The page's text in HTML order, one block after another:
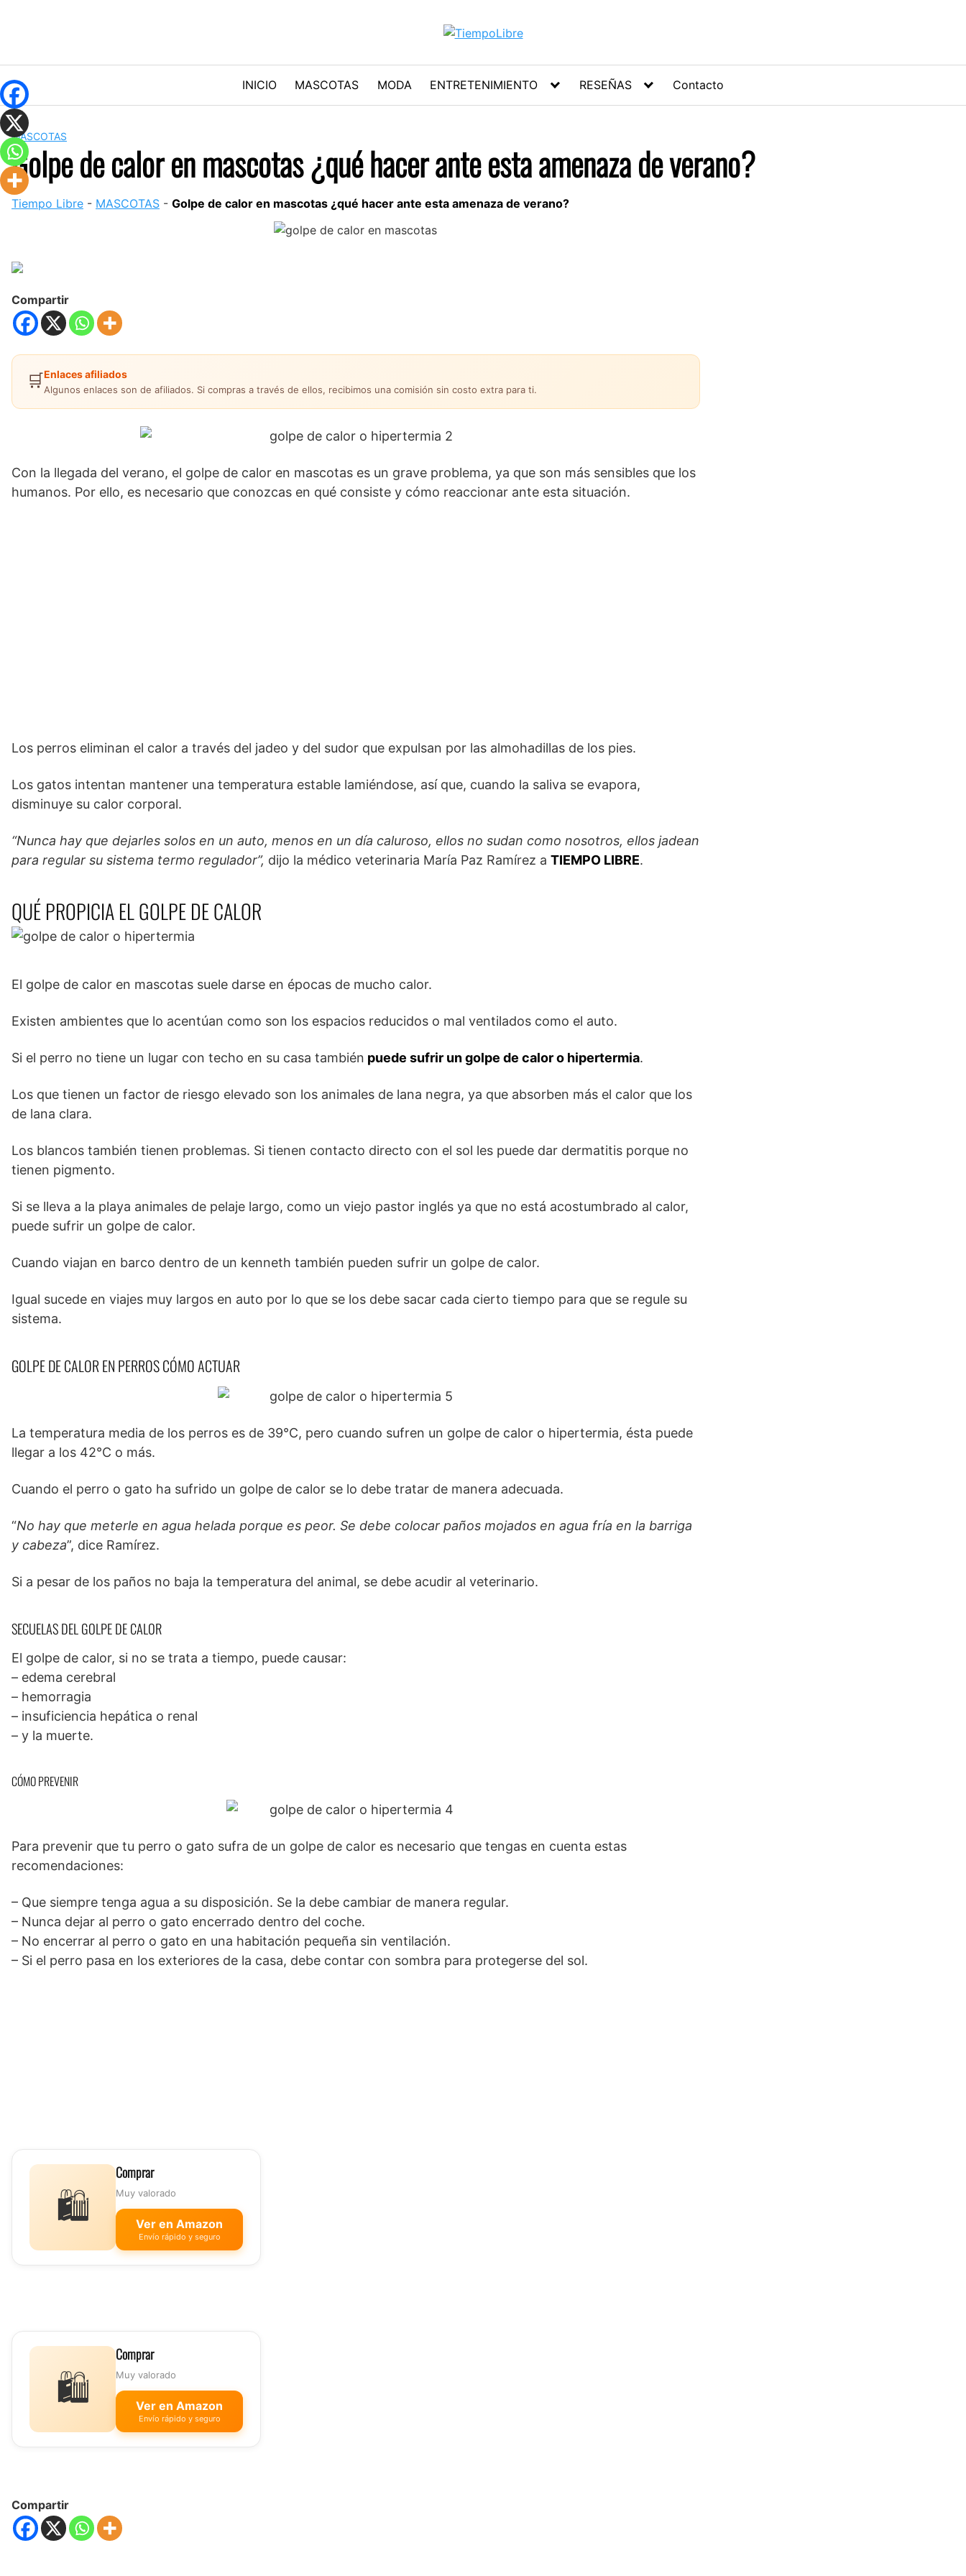
INICIO MASCOTAS MODA ENTRETENIMIENTO RESEÑAS Contacto
MASCOTAS
Golpe de calor en mascotas ¿qué hacer ante esta amenaza de verano?
Tiempo Libre - MASCOTAS - Golpe de calor en mascotas ¿qué hacer ante esta amenaza de verano?
Compartir
🛒Enlaces afiliados
Algunos enlaces son de afiliados. Si compras a través de ellos, recibimos una comisión sin costo extra para ti.
Con la llegada del verano, el golpe de calor en mascotas es un grave problema, ya que son más sensibles que los
humanos. Por ello, es necesario que conozcas en qué consiste y cómo reaccionar ante esta situación.
Los perros eliminan el calor a través del jadeo y del sudor que expulsan por las almohadillas de los pies.
Los gatos intentan mantener una temperatura estable lamiéndose, así que, cuando la saliva se evapora,
disminuye su calor corporal.
“Nunca hay que dejarles solos en un auto, menos en un día caluroso, ellos no sudan como nosotros, ellos jadean
para regular su sistema termo regulador”, dijo la médico veterinaria María Paz Ramírez a TIEMPO LIBRE.
QUÉ PROPICIA EL GOLPE DE CALOR
El golpe de calor en mascotas suele darse en épocas de mucho calor.
Existen ambientes que lo acentúan como son los espacios reducidos o mal ventilados como el auto.
Si el perro no tiene un lugar con techo en su casa también puede sufrir un golpe de calor o hipertermia.
Los que tienen un factor de riesgo elevado son los animales de lana negra, ya que absorben más el calor que los
de lana clara.
Los blancos también tienen problemas. Si tienen contacto directo con el sol les puede dar dermatitis porque no
tienen pigmento.
Si se lleva a la playa animales de pelaje largo, como un viejo pastor inglés ya que no está acostumbrado al calor,
puede sufrir un golpe de calor.
Cuando viajan en barco dentro de un kenneth también pueden sufrir un golpe de calor.
Igual sucede en viajes muy largos en auto por lo que se los debe sacar cada cierto tiempo para que se regule su
sistema.
GOLPE DE CALOR EN PERROS CÓMO ACTUAR
La temperatura media de los perros es de 39°C, pero cuando sufren un golpe de calor o hipertermia, ésta puede
llegar a los 42°C o más.
Cuando el perro o gato ha sufrido un golpe de calor se lo debe tratar de manera adecuada.
“No hay que meterle en agua helada porque es peor. Se debe colocar paños mojados en agua fría en la barriga
y cabeza”, dice Ramírez.
Si a pesar de los paños no baja la temperatura del animal, se debe acudir al veterinario.
SECUELAS DEL GOLPE DE CALOR
El golpe de calor, si no se trata a tiempo, puede causar:
– edema cerebral
– hemorragia
– insuficiencia hepática o renal
– y la muerte.
CÓMO PREVENIR
Para prevenir que tu perro o gato sufra de un golpe de calor es necesario que tengas en cuenta estas
recomendaciones:
– Que siempre tenga agua a su disposición. Se la debe cambiar de manera regular.
– Nunca dejar al perro o gato encerrado dentro del coche.
– No encerrar al perro o gato en una habitación pequeña sin ventilación.
– Si el perro pasa en los exteriores de la casa, debe contar con sombra para protegerse del sol.
🛍️
Comprar
Muy valorado
Ver en Amazon
Envío rápido y seguro
🛍️
Comprar
Muy valorado
Ver en Amazon
Envío rápido y seguro
Compartir